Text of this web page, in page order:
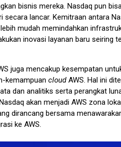
bisnis mereka. Nasdaq pun
secara lancar. Kemitraan antara
mudah memindahkan
inovasi layanan baru seiring
juga mencakup kesempatan
kemampuan cloudAWS. Hal ini
dan analitiks serta perangkat
akan menjadi AWS zona
dirancang bersama
ke AWS.